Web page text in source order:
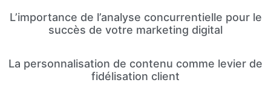
L’importance de l’analyse concurrentielle pour le
succès de votre marketing digital
La personnalisation de contenu comme levier de
fidélisation client